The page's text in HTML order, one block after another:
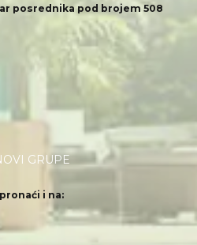
posrednika pod brojem 508
GRUPE
i na: